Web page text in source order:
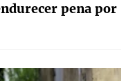
pena por